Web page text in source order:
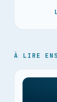
À LIRE